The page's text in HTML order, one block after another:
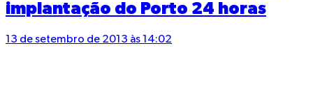
implantação do Porto 24 horas
13 de setembro de 2013 às 14:02